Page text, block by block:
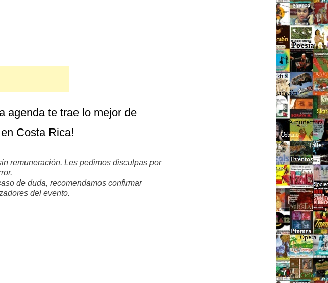
agenda te trae lo mejor de
Costa Rica!
remuneración. Les pedimos disculpas por
de duda, recomendamos confirmar
del evento.